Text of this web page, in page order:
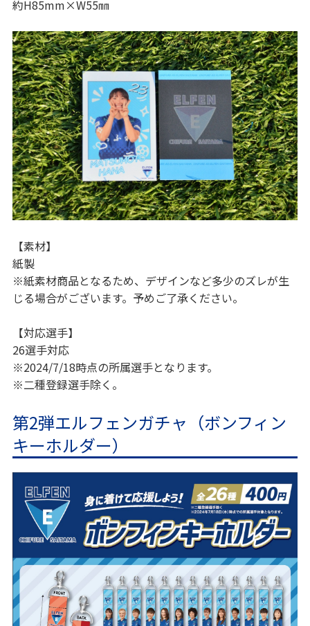
約H85mm×W55㎜
【素材】
紙製
※紙素材商品となるため、デザインなど多少のズレが生
じる場合がございます。予めご了承ください。
【対応選手】
26選手対応
※2024/7/18時点の所属選手となります。
※二種登録選手除く。
第2弾エルフェンガチャ（ボンフィン
キーホルダー）